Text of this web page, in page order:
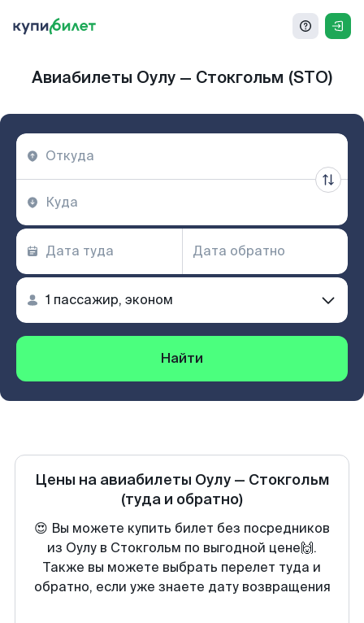
Авиабилеты Оулу — Стокгольм (STO)
Найти
Цены на авиабилеты Оулу— Стокгольм
(туда и обратно)
😍 Вы можете купить билет без посредников
из Оулу в Стокгольм по выгодной цене🙌.
Также вы можете выбрать перелет туда и
обратно, если уже знаете дату возвращения